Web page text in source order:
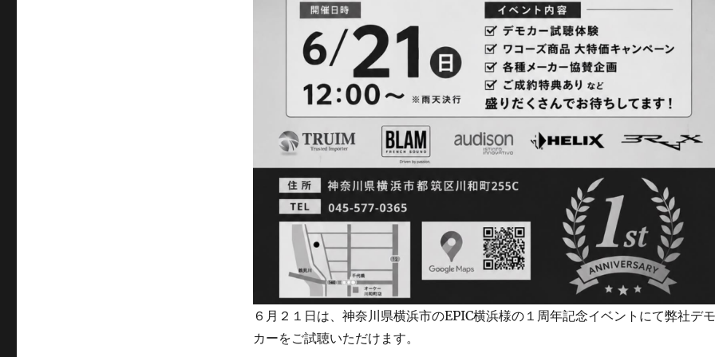
６月２１日は、神奈川県横浜市のEPIC横浜様の１周年記念イベントにて弊社デモ
カーをご試聴いただけます。